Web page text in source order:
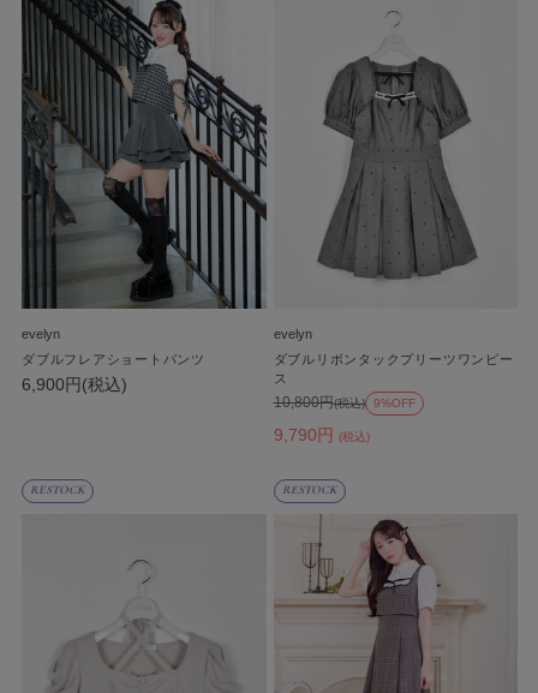
evelyn
ダブルフレアショートパンツ
6,900円(税込)
evelyn
ダブルリボンタックプリーツワンピー
ス
9,790円 (税込)
10,800円(税込) 9%OFF
RESTOCK RESTOCK